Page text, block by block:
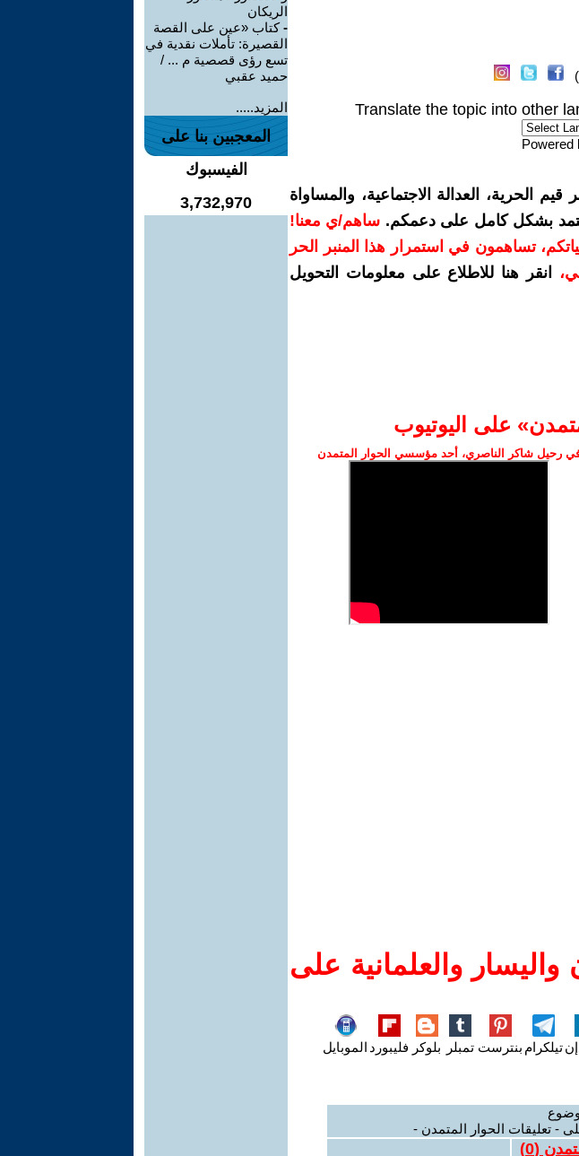
Translate the topic into other
Powered
العدالة الاجتماعية، والمساواة
بشكل كامل على دعمكم. ساهم/ي معنا!
إمكانياتكم، تساهمون في استمرار هذا المنبر الحر
،
انقر هنا للاطلاع على معلومات التحويل
على اليوتيوب
رحيل شاكر الناصري، أحد مؤسسي الحوار المتمدن
والعلمانية على
تيلكرام بنترست تمبلر بلوكر فليبورد الموبايل
- تعليقات الحوار المتمدن -
(
0
)
الريكان
-كتاب «عين على القصة
القصيرة: تأملات نقدية في
تسع رؤى قصصية م ... /
حميد عقبي
المزيد.....
المعجبين بنا على
الفيسبوك
3,732,970